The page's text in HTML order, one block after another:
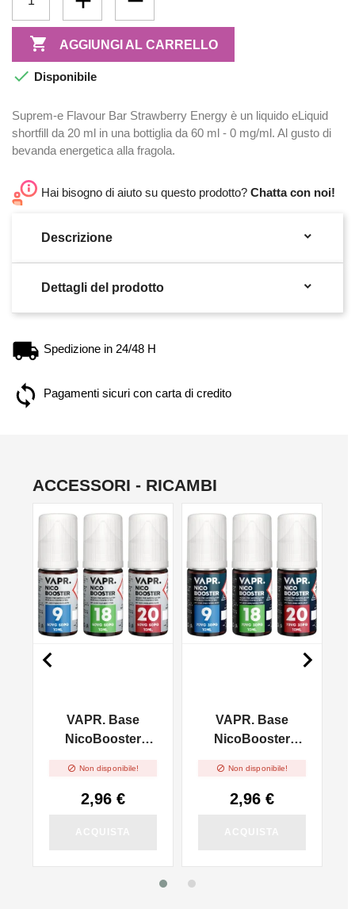
 AGGIUNGI AL CARRELLO
 Disponibile
Suprem-e Flavour Bar Strawberry Energy è un liquido eLiquid
shortfill da 20 ml in una bottiglia da 60 ml - 0 mg/ml. Al gusto di
bevanda energetica alla fragola.
Hai bisogno di aiuto su questo prodotto? Chatta con noi!
Descrizione 
Dettagli del prodotto 
Spedizione in 24/48 H
Pagamenti sicuri con carta di credito
ACCESSORI - RICAMBI
VAPR. Base
NicoBooster
 Non disponibile!
2,96 €
VAPR. Base
NicoBooster
 Non disponibile!
2,96 €
 